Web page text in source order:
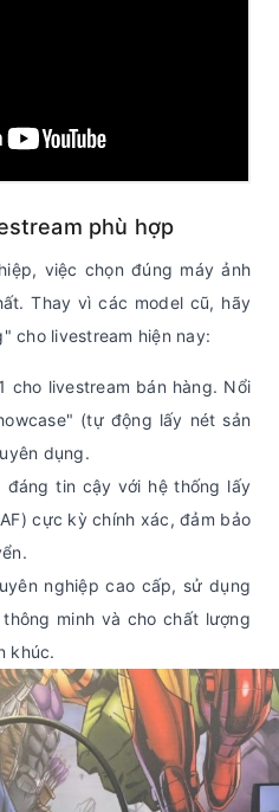
phù hợp
việc chọn đúng máy ảnh
Thay vì các model cũ, hãy
cho livestream hiện nay:
cho livestream bán hàng. Nổi
(tự động lấy nét sản
dụng.
đáng tin cậy với hệ thống lấy
cực kỳ chính xác, đảm bảo
nghiệp cao cấp, sử dụng
minh và cho chất lượng
khúc.